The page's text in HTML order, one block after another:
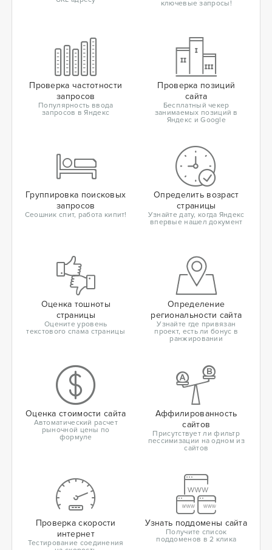
ключевые запросы!
Проверка частотности
запросов
Популярность ввода
запросов в Яндекс
Проверка позиций
сайта
Бесплатный чекер
занимаемых позиций в
Яндекс и Google
Группировка поисковых
запросов
Сеошник спит, работа кипит!
Определить возраст
страницы
Узнайте дату, когда Яндекс
впервые нашел документ
Оценка тошноты
страницы
Оцените уровень
текстового спама страницы
Определение
региональности сайта
Узнайте где привязан
проект, есть ли бонус в
ранжировании
Оценка стоимости сайта
Автоматический расчет
рыночной цены по
формуле
Аффилированность
сайтов
Присутствует ли фильтр
пессимизации на одном из
сайтов
Проверка скорости
интернет
Тестирование соединения
Узнать поддомены сайта
Получите список
поддоменов в 2 клика